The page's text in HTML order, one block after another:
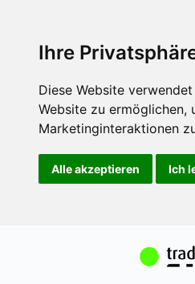
Ihre
Diese Website
Website zu ermöglichen,
Marketinginteraktionen
Alle akzeptieren Ich